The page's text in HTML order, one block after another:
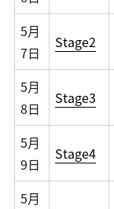
5月
7日
Stage2
5月
8日
Stage3
5月
9日
Stage4
5月